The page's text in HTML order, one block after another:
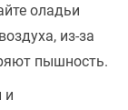
оладьи
из-за
пышность.
и